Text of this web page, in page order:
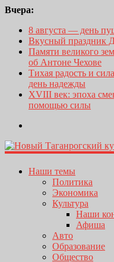
Вчера:
8 августа — день
Вкусный праздник
Памяти великого
об Антоне Чехове
Тихая радость и
день надежды
XVIII век: эпоха
помощью силы
Наши темы
Политика
Экономика
Культура
Наши
Афиша
Авто
Образование
Общество